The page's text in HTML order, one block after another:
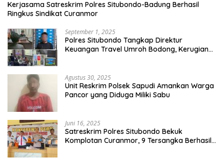
Kerjasama Satreskrim Polres Situbondo-Badung Berhasil
Ringkus Sindikat Curanmor
September 1, 2025
Polres Situbondo Tangkap Direktur
Keuangan Travel Umroh Bodong, Kerugian
Agustus 30, 2025
Unit Reskrim Polsek Sapudi Amankan Warga
Pancor yang Diduga Miliki Sabu
Juni 16, 2025
Satreskrim Polres Situbondo Bekuk
Komplotan Curanmor, 9 Tersangka Berhasil